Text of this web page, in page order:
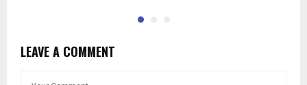
LEAVE A COMMENT